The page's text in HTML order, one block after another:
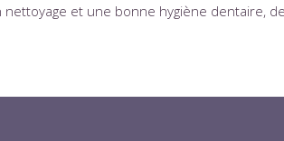
et une bonne hygiène dentaire,